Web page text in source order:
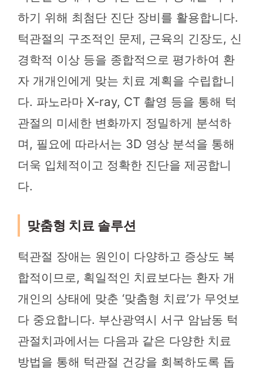
하기 위해 최첨단 진단 장비를 활용합니다.
턱관절의 구조적인 문제, 근육의 긴장도, 신
경학적 이상 등을 종합적으로 평가하여 환
자 개개인에게 맞는 치료 계획을 수립합니
다. 파노라마 X-ray, CT 촬영 등을 통해 턱
관절의 미세한 변화까지 정밀하게 분석하
며, 필요에 따라서는 3D 영상 분석을 통해
더욱 입체적이고 정확한 진단을 제공합니
다.
맞춤형 치료 솔루션
턱관절 장애는 원인이 다양하고 증상도 복
합적이므로, 획일적인 치료보다는 환자 개
개인의 상태에 맞춘 ‘맞춤형 치료’가 무엇보
다 중요합니다. 부산광역시 서구 암남동 턱
관절치과에서는 다음과 같은 다양한 치료
방법을 통해 턱관절 건강을 회복하도록 돕